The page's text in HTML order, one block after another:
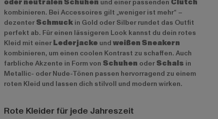
oder neutralen Schuhen und einer passenden Clutch
kombinieren. Bei Accessoires gilt „weniger ist mehr“ –
dezenter Schmuck in Gold oder Silber rundet das Outfit
perfekt ab. Für einen lässigeren Look kannst du dein rotes
Kleid mit einer Lederjacke und weißen Sneakern
kombinieren, um einen coolen Kontrast zu schaffen. Auch
farbliche Akzente in Form von Schuhen oder Schals in
Metallic- oder Nude-Tönen passen hervorragend zu einem
roten Kleid und lassen dich stilvoll und modern wirken.
Rote Kleider für jede Jahreszeit